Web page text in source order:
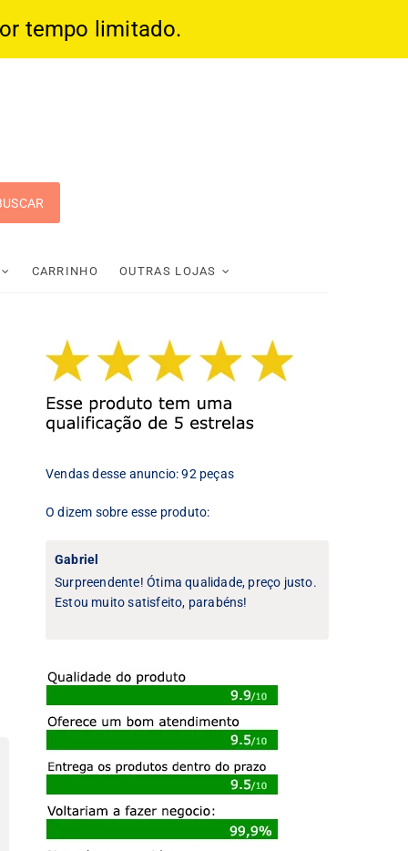
tempo limitado.
CARRINHO OUTRAS LOJAS
Vendas desse anuncio: 92 peças
O dizem sobre esse produto:
Gabriel
Surpreendente! Ótima qualidade, preço justo.
Estou muito satisfeito, parabéns!